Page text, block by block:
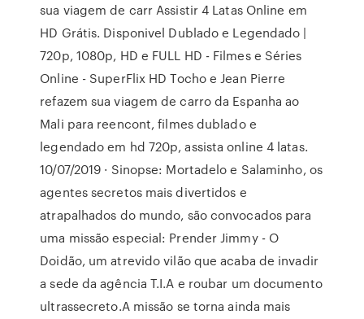
sua viagem de carr Assistir 4 Latas Online em
HD Grátis. Disponivel Dublado e Legendado |
720p, 1080p, HD e FULL HD - Filmes e Séries
Online - SuperFlix HD Tocho e Jean Pierre
refazem sua viagem de carro da Espanha ao
Mali para reencont, filmes dublado e
legendado em hd 720p, assista online 4 latas.
10/07/2019 · Sinopse: Mortadelo e Salaminho, os
agentes secretos mais divertidos e
atrapalhados do mundo, são convocados para
uma missão especial: Prender Jimmy - O
Doidão, um atrevido vilão que acaba de invadir
a sede da agência T.I.A e roubar um documento
ultrassecreto.A missão se torna ainda mais